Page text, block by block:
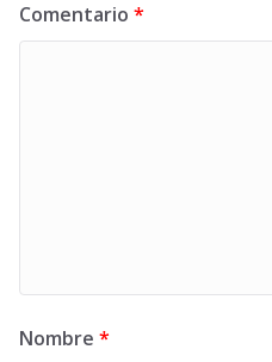
Comentario *
Nombre *